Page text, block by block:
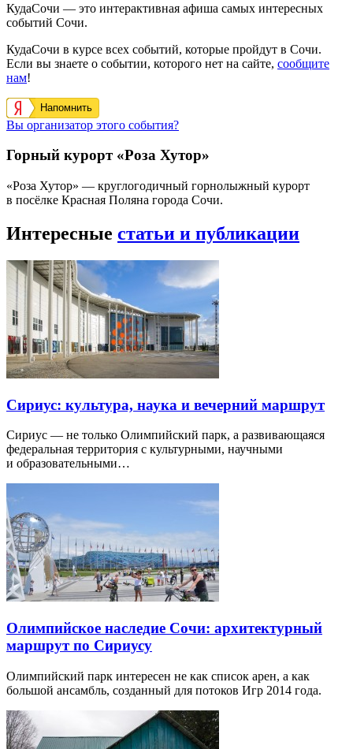
КудаСочи — это интерактивная афиша самых интересных
событий Сочи.
КудаСочи в курсе всех событий, которые пройдут в Сочи.
Если вы знаете о событии, которого нет на сайте, сообщите
нам!
Напомнить
Вы организатор этого события?
Горный курорт «Роза Хутор»
«Роза Хутор» — круглогодичный горнолыжный курорт
в посёлке Красная Поляна города Сочи.
Интересные статьи и публикации
Сириус: культура, наука и вечерний маршрут
Сириус — не только Олимпийский парк, а развивающаяся
федеральная территория с культурными, научными
и образовательными…
Олимпийское наследие Сочи: архитектурный
маршрут по Сириусу
Олимпийский парк интересен не как список арен, а как
большой ансамбль, созданный для потоков Игр 2014 года.